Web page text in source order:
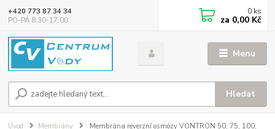
Menu
Hledat
+420 773 87 34 34
PO-PÁ 8:30-17:00
0 ks
za 0,00 Kč
Úvod Membrány
Membrána reverzní osmózy VONTRON 50, 75, 100,